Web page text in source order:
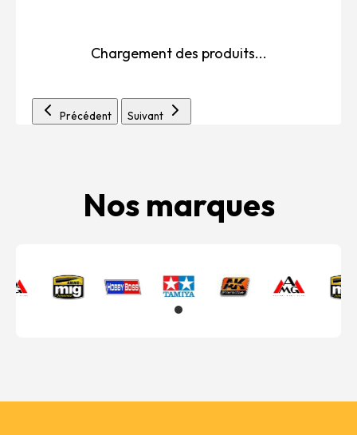
Chargement des produits...
Précédent Suivant
Nos marques